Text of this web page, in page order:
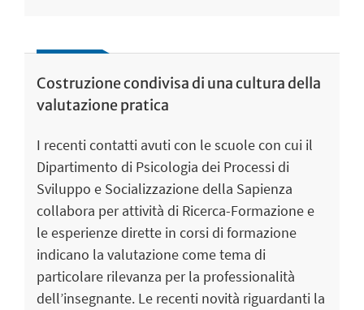
Costruzione condivisa di una cultura della
valutazione pratica
I recenti contatti avuti con le scuole con cui il
Dipartimento di Psicologia dei Processi di
Sviluppo e Socializzazione della Sapienza
collabora per attività di Ricerca-Formazione e
le esperienze dirette in corsi di formazione
indicano la valutazione come tema di
particolare rilevanza per la professionalità
dell’insegnante. Le recenti novità riguardanti la